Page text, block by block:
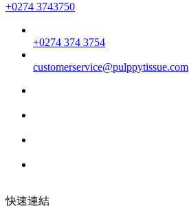
+0274 3743750
+0274 374 3754
customerservice@pulppytissue.com
快速連結